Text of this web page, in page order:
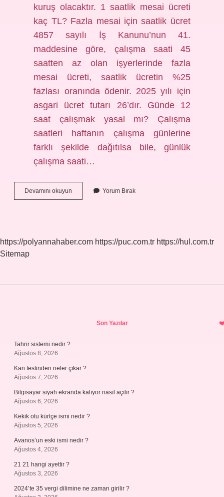
kuruş olacaktır. 1 saatlik mesai ücreti
kaç TL? Fazla mesai için saatlik ücret
4857 sayılı İş Kanunu’nun 41.
maddesine göre, çalışma saati 45
saatten az olan işyerlerinde fazla
mesai ücreti, saatlik ücretin %25
fazlası oranında ödenir. 2025 yılı için
asgari ücret tutarı 26’dır. Günde 12
saat çalışmak yasal mı? Çalışma
saatleri haftanın çalışma günlerine
farklı şekilde dağıtılsa bile, günlük
çalışma saati…
Devamını okuyun
Saat
Yorum Bırak
https://polyannahaber.com https://puc.com.tr https://hul.com.tr
Sitemap
Son Yazılar
Tahrir sistemi nedir ?
Ağustos 8, 2026
Kan testinden neler çıkar ?
Ağustos 7, 2026
Bilgisayar siyah ekranda kalıyor nasıl açılır ?
Ağustos 6, 2026
Kekik otu kürtçe ismi nedir ?
Ağustos 5, 2026
Avanos’un eski ismi nedir ?
Ağustos 4, 2026
21 21 hangi ayettir ?
Ağustos 3, 2026
2024’te 35 vergi dilimine ne zaman girilir ?